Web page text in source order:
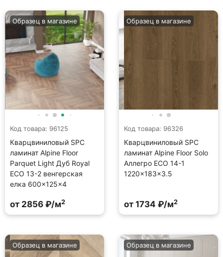
Код товара: 96125
Кварцвиниловый SPC
ламинат Alpine Floor
Parquet Light Дуб Royal
ECO 13-2 венгерская
елка 600×125×4
Образец в магазине
от 2856 ₽/м2
Код товара: 96326
Кварцвиниловый SPC
ламинат Alpine Floor Solo
Аллегро ECO 14-1
1220×183×3.5
Образец в магазине
от 1734 ₽/м2
Образец в магазине Образец в магазине